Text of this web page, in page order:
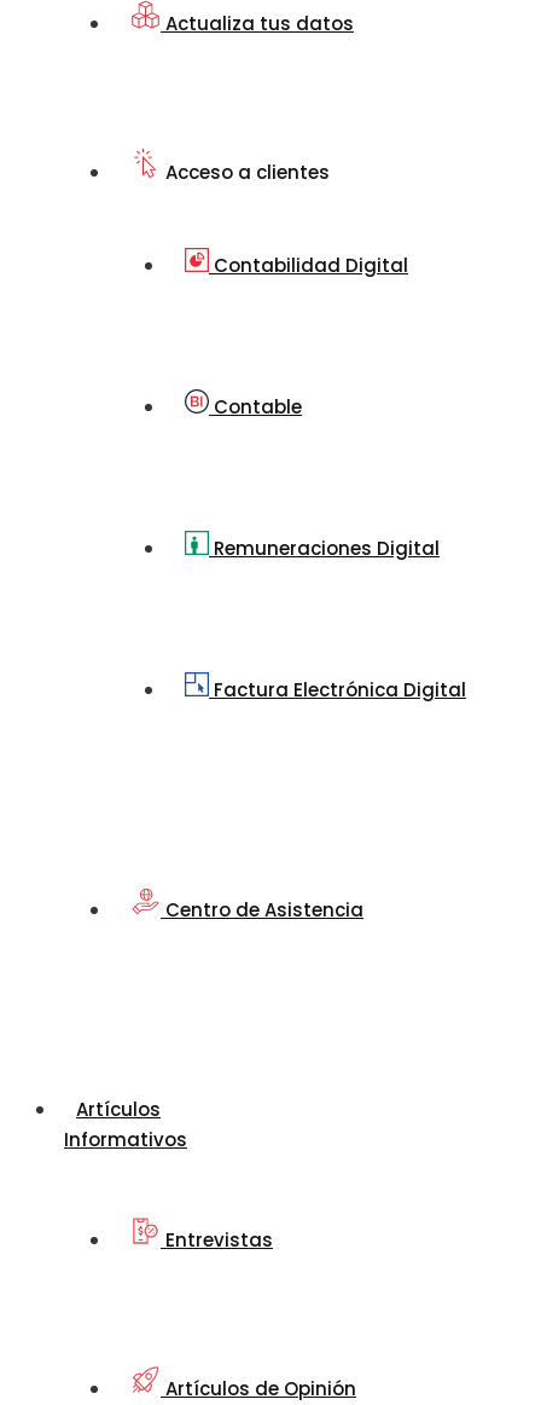
Actualiza tus datos
Acceso a clientes
Contabilidad Digital
Contable
Remuneraciones Digital
Factura Electrónica Digital
Centro de Asistencia
Artículos
Informativos
Entrevistas
Artículos de Opinión